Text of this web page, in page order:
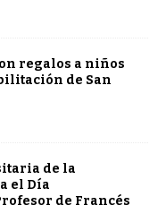
regalos a niños
de San
de la
el Día
de Francés